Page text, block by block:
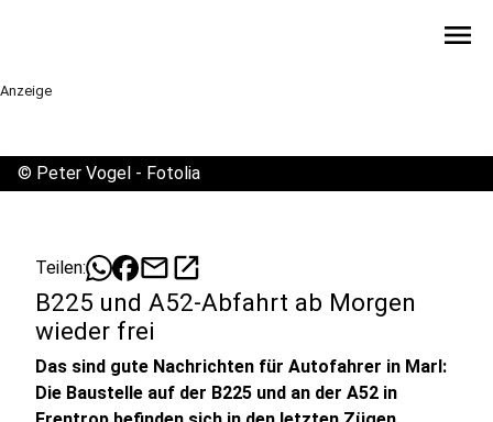
menu
Anzeige
© Peter Vogel - Fotolia
Teilen: mailopen_in_new
B225 und A52-Abfahrt ab Morgen
wieder frei
Das sind gute Nachrichten für Autofahrer in Marl:
Die Baustelle auf der B225 und an der A52 in